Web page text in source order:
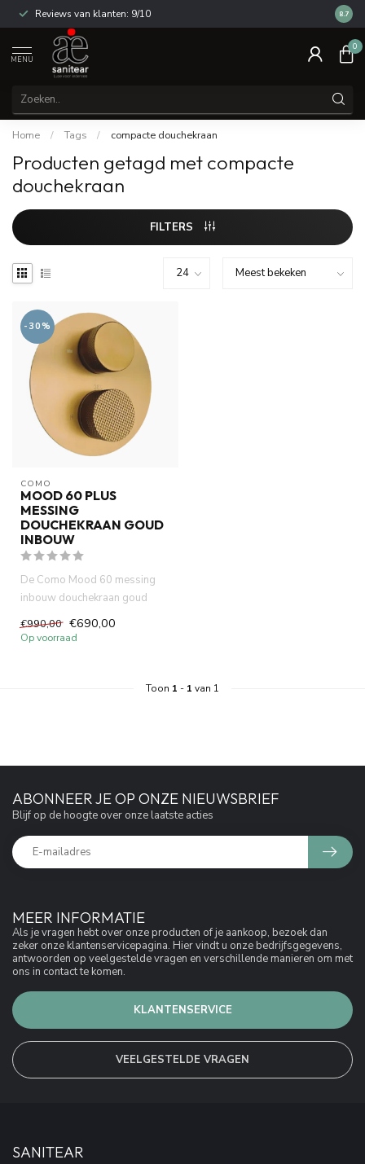
Reviews van klanten: 9/10 14
8.7
MENU
0
Home / Tags / compacte douchekraan
Producten getagd met compacte
douchekraan
FILTERS
-30%
COMO
MOOD 60 PLUS
MESSING
DOUCHEKRAAN GOUD
INBOUW
De Como Mood 60 messing
inbouw douchekraan goud
brengt direct luxe en warmte in
...
€990,00 €690,00
Op voorraad
Toon 1 - 1 van 1
MEER INFORMATIE
Als je vragen hebt over onze producten of je aankoop, bezoek dan
zeker onze klantenservicepagina. Hier vindt u onze bedrijfsgegevens,
antwoorden op veelgestelde vragen en verschillende manieren om met
ons in contact te komen.
KLANTENSERVICE
VEELGESTELDE VRAGEN
ABONNEER JE OP ONZE NIEUWSBRIEF
Blijf op de hoogte over onze laatste acties
SANITEAR